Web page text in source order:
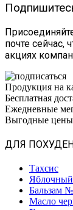
почте сейчас,
акциях
Продукция на
Бесплатная
Ежедневные
Выгодные цены
ДЛЯ
Тахсис
Яблочный
Бальзам
Масло